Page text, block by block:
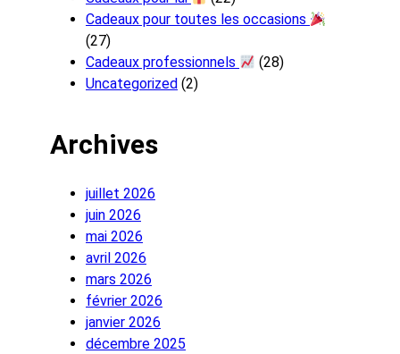
Cadeaux pour toutes les occasions
(27)
Cadeaux professionnels
(28)
Uncategorized (2)
Archives
juillet 2026
juin 2026
mai 2026
avril 2026
mars 2026
février 2026
janvier 2026
décembre 2025